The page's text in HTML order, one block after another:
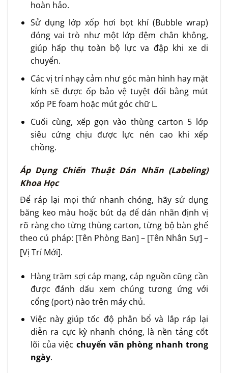
hoàn hảo.
Sử dụng lớp xốp hơi bọt khí (Bubble wrap)
đóng vai trò như một lớp đệm chân không,
giúp hấp thụ toàn bộ lực va đập khi xe di
chuyển.
Các vị trí nhạy cảm như góc màn hình hay mặt
kính sẽ được ốp bảo vệ tuyệt đối bằng mút
xốp PE foam hoặc mút góc chữ L.
Cuối cùng, xếp gọn vào thùng carton 5 lớp
siêu cứng chịu được lực nén cao khi xếp
chồng.
Áp Dụng Chiến Thuật Dán Nhãn (Labeling)
Khoa Học
Để ráp lại mọi thứ nhanh chóng, hãy sử dụng
băng keo màu hoặc bút dạ để dán nhãn định vị
rõ ràng cho từng thùng carton, từng bộ bàn ghế
theo cú pháp: [Tên Phòng Ban] – [Tên Nhân Sự] –
[Vị Trí Mới].
Hàng trăm sợi cáp mạng, cáp nguồn cũng cần
được đánh dấu xem chúng tương ứng với
cổng (port) nào trên máy chủ.
Việc này giúp tốc độ phân bổ và lắp ráp lại
diễn ra cực kỳ nhanh chóng, là nền tảng cốt
lõi của việc chuyển văn phòng nhanh trong
ngày.